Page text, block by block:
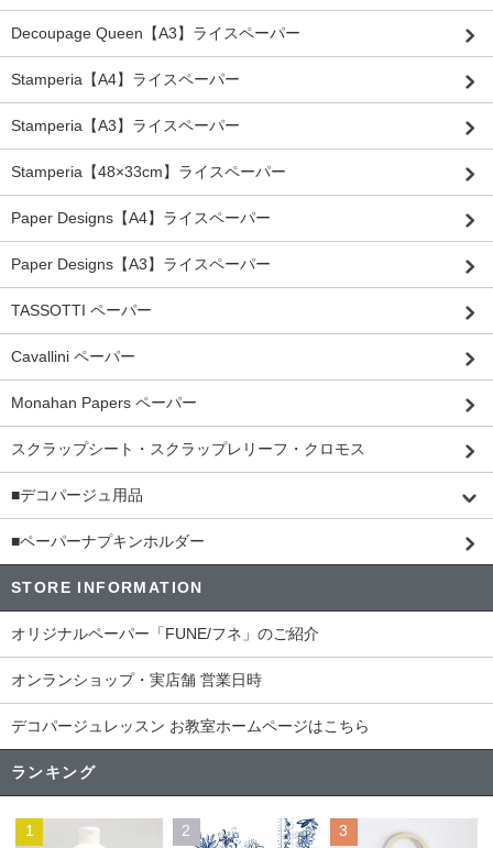
Decoupage Queen【A3】ライスペーパー
Stamperia【A4】ライスペーパー
Stamperia【A3】ライスペーパー
Stamperia【48×33cm】ライスペーパー
Paper Designs【A4】ライスペーパー
Paper Designs【A3】ライスペーパー
TASSOTTI ペーパー
Cavallini ペーパー
Monahan Papers ペーパー
スクラップシート・スクラップレリーフ・クロモス
■デコパージュ用品
■ペーパーナプキンホルダー
STORE INFORMATION
オリジナルペーパー「FUNE/フネ」のご紹介
オンランショップ・実店舗 営業日時
デコパージュレッスン お教室ホームページはこちら
ランキング
1 2 3